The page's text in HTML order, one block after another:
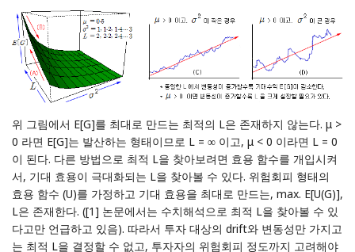
위 그림에서 E[G]를 최대로 만드는 최적의 L은 존재하지 않는다. μ >
0 라면 E[G]는 발산하는 형태이므로 L = ∞ 이고, μ < 0 이라면 L = 0
이 된다. 다른 방법으로 최적 L을 찾아보려면 효용 함수를 개입시켜
서, 기대 효용이 극대화되는 L을 찾아볼 수 있다. 위험회피 형태의
효용 함수 (U)를 가정하고 기대 효용을 최대로 만드는, max. E[U(G)],
L은 존재한다. ([1] 논문에서는 수치해석으로 최적 L을 찾아볼 수 있
다고만 언급하고 있음). 따라서 투자 대상의 drift와 변동성만 가지고
는 최적 L을 결정할 수 없고, 투자자의 위험회피 정도까지 고려해야